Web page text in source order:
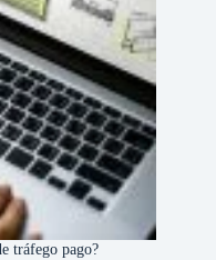
tráfego pago?